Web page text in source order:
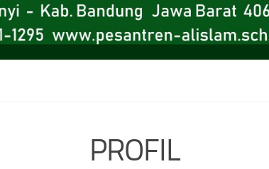
PROFIL